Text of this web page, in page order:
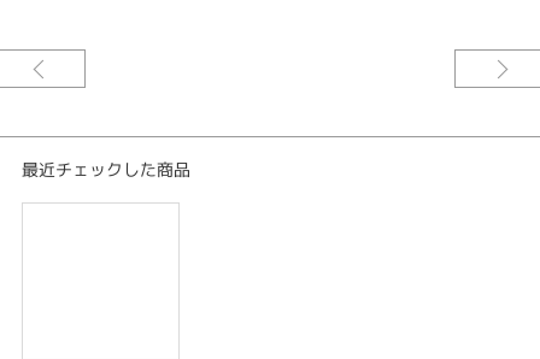
ちで構成されたアンティーク感のある婚約指輪と結婚指輪のセットリング。
華奢なデザインがカジュアルで着けやすい。
最近チェックした商品